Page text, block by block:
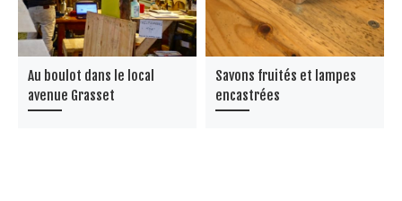
Au boulot dans le local
avenue Grasset
Savons fruités et lampes
encastrées